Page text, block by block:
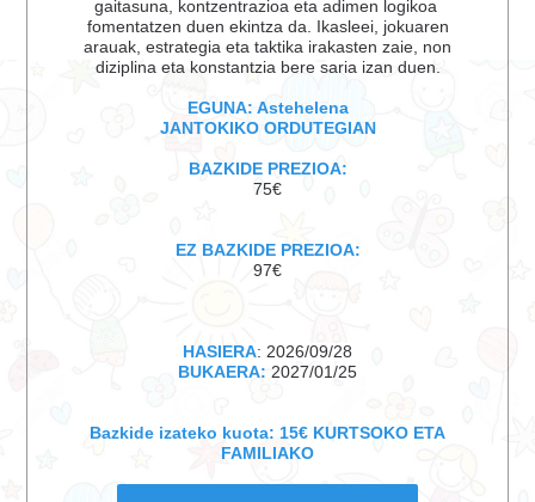
gaitasuna, kontzentrazioa eta adimen logikoa
fomentatzen duen ekintza da. Ikasleei, jokuaren
arauak, estrategia eta taktika irakasten zaie, non
diziplina eta konstantzia bere saria izan duen.
EGUNA: Astehelena
JANTOKIKO ORDUTEGIAN
BAZKIDE PREZIOA:
75€
EZ BAZKIDE PREZIOA:
97€
HASIERA: 2026/09/28
BUKAERA: 2027/01/25
Bazkide izateko kuota: 15€ KURTSOKO ETA
FAMILIAKO